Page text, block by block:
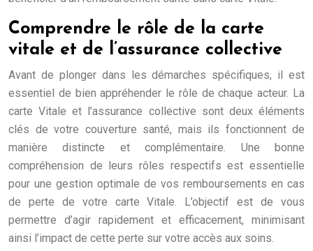
Comprendre le rôle de la carte
vitale et de l’assurance collective
Avant de plonger dans les démarches spécifiques, il est
essentiel de bien appréhender le rôle de chaque acteur. La
carte Vitale et l’assurance collective sont deux éléments
clés de votre couverture santé, mais ils fonctionnent de
manière distincte et complémentaire. Une bonne
compréhension de leurs rôles respectifs est essentielle
pour une gestion optimale de vos remboursements en cas
de perte de votre carte Vitale. L’objectif est de vous
permettre d’agir rapidement et efficacement, minimisant
ainsi l’impact de cette perte sur votre accès aux soins.